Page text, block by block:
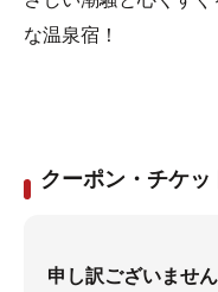
な温泉宿！
クーポン・チケッ
申し訳ございませ